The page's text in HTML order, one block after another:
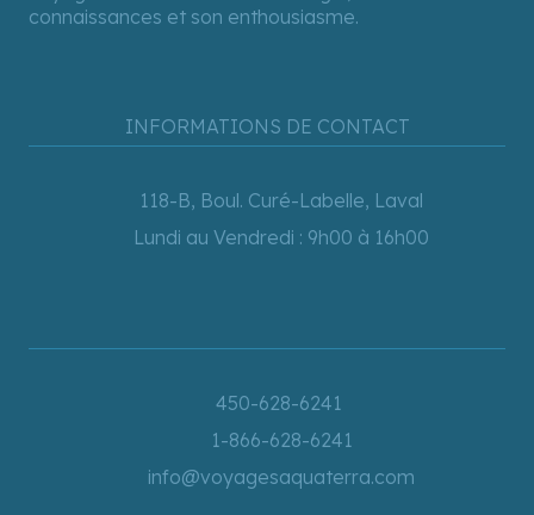
connaissances et son enthousiasme.
INFORMATIONS DE CONTACT
118-B, Boul. Curé-Labelle, Laval
Lundi au Vendredi : 9h00 à 16h00
450-628-6241
1-866-628-6241
info@voyagesaquaterra.com